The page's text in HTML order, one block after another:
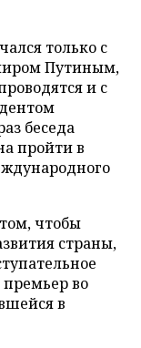
только с
Путиным,
и с
беседа
пройти в
чтобы
страны,
во
в